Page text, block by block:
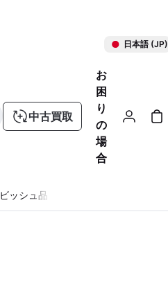
日本語 (JP)
中古買取
お
困
り
の
場
合
ッシュ品